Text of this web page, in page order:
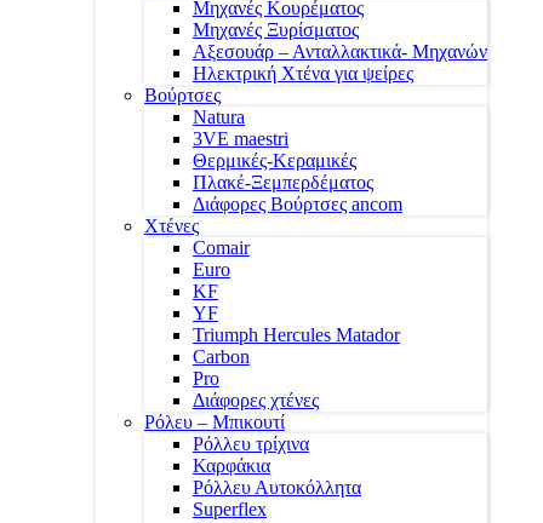
Μηχανές Κουρέματος
Μηχανές Ξυρίσματος
Αξεσουάρ – Ανταλλακτικά- Μηχανών
Ηλεκτρική Χτένα για ψείρες
Βούρτσες
Natura
3VE maestri
Θερμικές-Κεραμικές
Πλακέ-Ξεμπερδέματος
Διάφορες Βούρτσες ancom
Χτένες
Comair
Euro
KF
YF
Triumph Hercules Matador
Carbon
Pro
Διάφορες χτένες
Ρόλευ – Μπικουτί
Ρόλλευ τρίχινα
Καρφάκια
Ρόλλευ Αυτοκόλλητα
Superflex